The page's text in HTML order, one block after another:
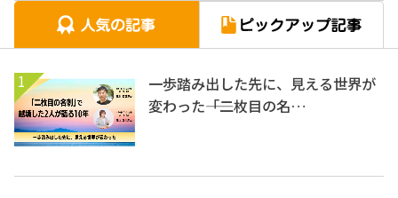
1
一歩踏み出した先に、見える世界が
変わった――「二枚目の名…